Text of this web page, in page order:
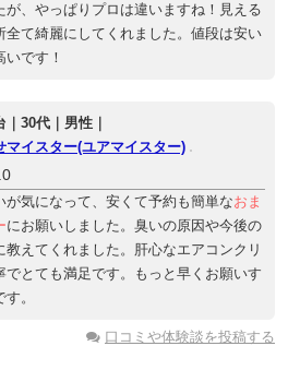
が、やっぱりプロは違いますね！見える
全て綺麗にしてくれました。値段は安い
です！
30代｜男性｜
マイスター(ユアマイスター)
が気になって、安くて予約も簡単なおま
にお願いしました。臭いの原因や今後の
教えてくれました。肝心なエアコンクリ
でとても満足です。もっと早くお願いす
。
口コミや体験談を投稿する